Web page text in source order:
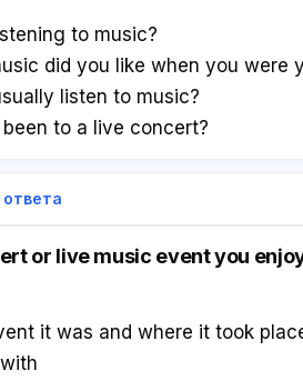
to music?
did you like when you were
listen to music?
to a live concert?
or live music event you
it was and where it took